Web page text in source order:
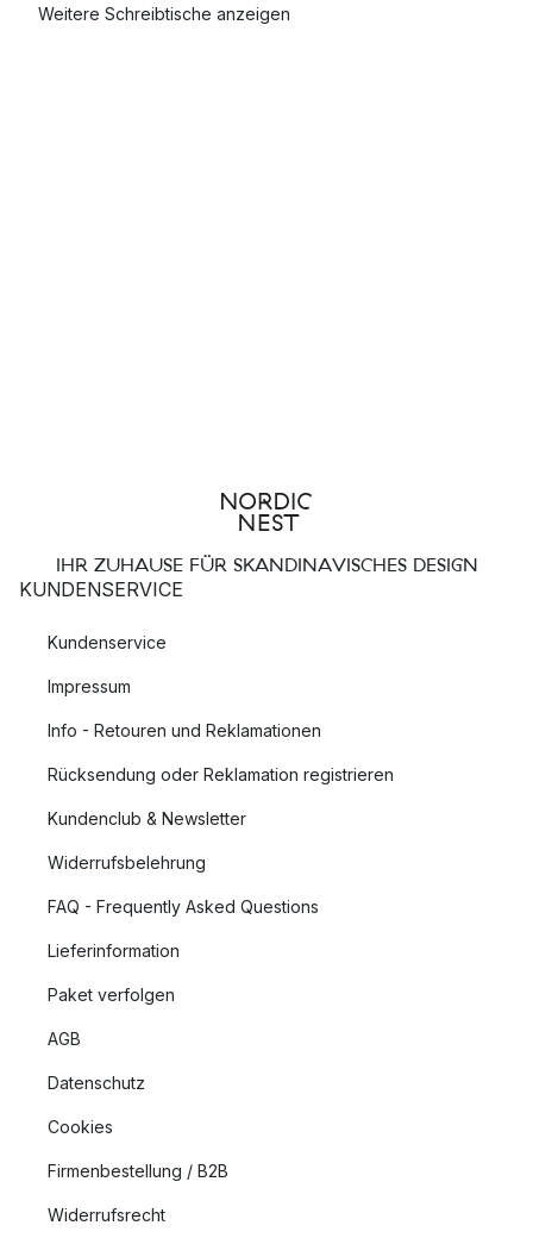
Weitere Schreibtische anzeigen
IHR ZUHAUSE FÜR SKANDINAVISCHES DESIGN
KUNDENSERVICE
Kundenservice
Impressum
Info - Retouren und Reklamationen
Rücksendung oder Reklamation registrieren
Kundenclub & Newsletter
Widerrufsbelehrung
FAQ - Frequently Asked Questions
Lieferinformation
Paket verfolgen
AGB
Datenschutz
Cookies
Firmenbestellung / B2B
Widerrufsrecht